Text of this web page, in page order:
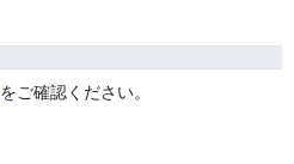
をご確認ください。